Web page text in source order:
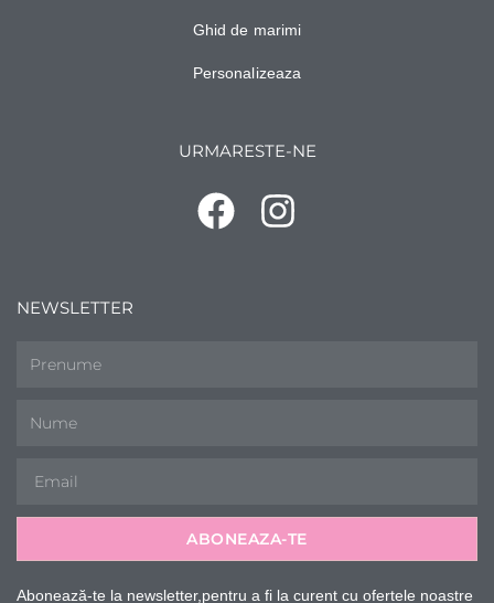
Ghid de marimi
Personalizeaza
URMARESTE-NE
NEWSLETTER
ABONEAZA-TE
Abonează-te la newsletter,pentru a fi la curent cu ofertele noastre